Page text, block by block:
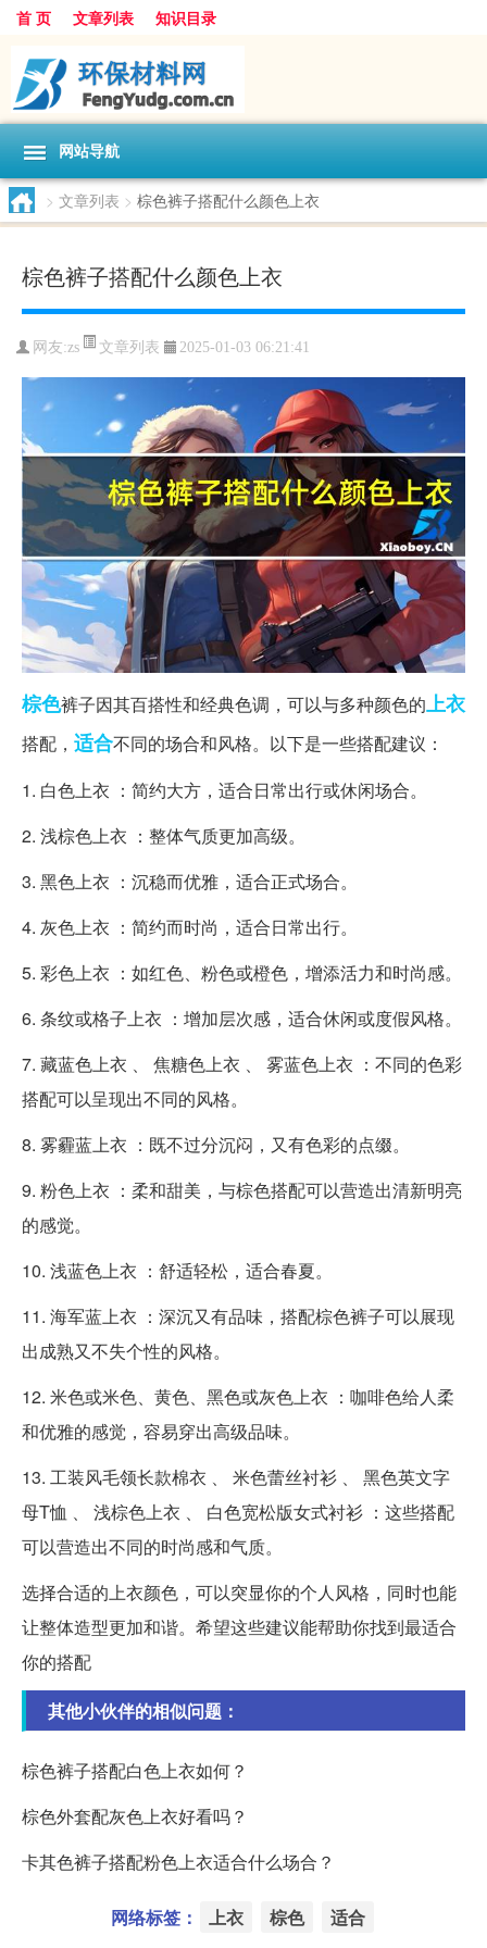
首 页 文章列表 知识目录
网站导航
> 文章列表 > 棕色裤子搭配什么颜色上衣
棕色裤子搭配什么颜色上衣
网友:zs 文章列表 2025-01-03 06:21:41
棕色裤子因其百搭性和经典色调，可以与多种颜色的上衣
搭配， 适合不同的场合和风格。以下是一些搭配建议：
1. 白色上衣 ：简约大方，适合日常出行或休闲场合。
2. 浅棕色上衣 ：整体气质更加高级。
3. 黑色上衣 ：沉稳而优雅，适合正式场合。
4. 灰色上衣 ：简约而时尚，适合日常出行。
5. 彩色上衣 ：如红色、粉色或橙色，增添活力和时尚感。
6. 条纹或格子上衣 ：增加层次感，适合休闲或度假风格。
7. 藏蓝色上衣 、 焦糖色上衣 、 雾蓝色上衣 ：不同的色彩
搭配可以呈现出不同的风格。
8. 雾霾蓝上衣 ：既不过分沉闷，又有色彩的点缀。
9. 粉色上衣 ：柔和甜美，与棕色搭配可以营造出清新明亮
的感觉。
10. 浅蓝色上衣 ：舒适轻松，适合春夏。
11. 海军蓝上衣 ：深沉又有品味，搭配棕色裤子可以展现
出成熟又不失个性的风格。
12. 米色或米色、黄色、黑色或灰色上衣 ：咖啡色给人柔
和优雅的感觉，容易穿出高级品味。
13. 工装风毛领长款棉衣 、 米色蕾丝衬衫 、 黑色英文字
母T恤 、 浅棕色上衣 、 白色宽松版女式衬衫 ：这些搭配
可以营造出不同的时尚感和气质。
选择合适的上衣颜色，可以突显你的个人风格，同时也能
让整体造型更加和谐。希望这些建议能帮助你找到最适合
你的搭配
其他小伙伴的相似问题：
棕色裤子搭配白色上衣如何？
棕色外套配灰色上衣好看吗？
卡其色裤子搭配粉色上衣适合什么场合？
网络标签： 上衣 棕色 适合